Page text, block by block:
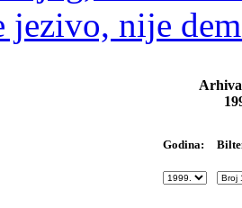
jezivo, nije
Godina: